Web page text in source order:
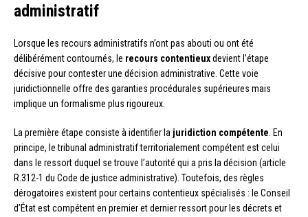
administratif
Lorsque les recours administratifs n’ont pas abouti ou ont été
délibérément contournés, le recours contentieuxdevient l’étape
décisive pour contester une décision administrative. Cette voie
juridictionnelle offre des garanties procédurales supérieures mais
implique un formalisme plus rigoureux.
La première étape consiste à identifier la juridiction compétente . En
principe, le tribunal administratif territorialement compétent est celui
dans le ressort duquel se trouve l’autorité qui a pris la décision (article
R.312-1 du Code de justice administrative). Toutefois, des règles
dérogatoires existent pour certains contentieux spécialisés : le Conseil
d’État est compétent en premier et dernier ressort pour les décrets et